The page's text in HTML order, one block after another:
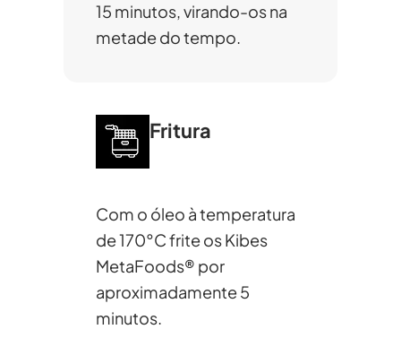
15 minutos, virando-os na
metade do tempo.
Fritura
Com o óleo à temperatura
de 170°C frite os Kibes
MetaFoods® por
aproximadamente 5
minutos.